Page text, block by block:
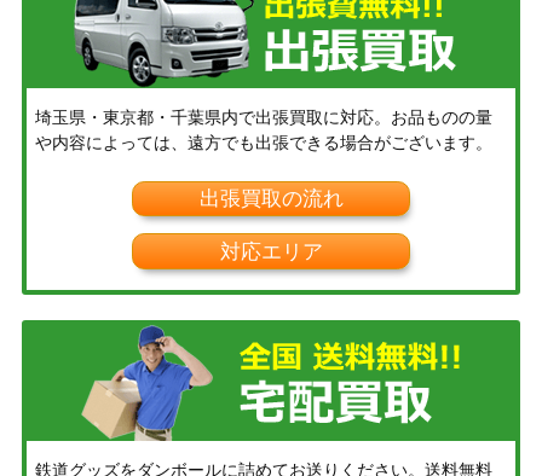
埼玉県・東京都・千葉県内で出張買取に対応。お品ものの量
や内容によっては、遠方でも出張できる場合がございます。
出張買取の流れ
対応エリア
鉄道グッズをダンボールに詰めてお送りください。送料無料